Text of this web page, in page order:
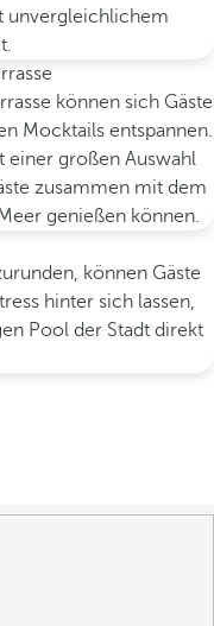
unvergleichlichem
können sich Gäste
Mocktails entspannen.
einer großen Auswahl
zusammen mit dem
genießen können.
können Gäste
hinter sich lassen,
Pool der Stadt direkt